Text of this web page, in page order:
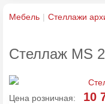
Мебель Стеллажи
Стеллаж MS
Цена розничная: 10